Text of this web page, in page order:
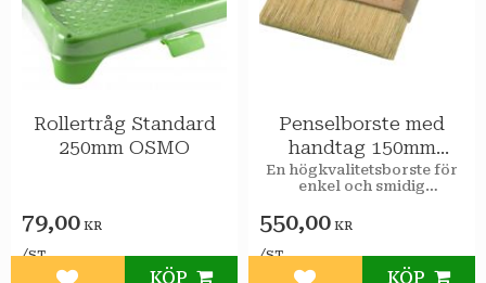
Rollertråg Standard
250mm OSMO
79,00 KR
/ST
KÖP
Penselborste med
handtag 150mm
OSMO
En högkvalitetsborste för
enkel och smidig
oljebaserade produkter
inom- och utomhus.
550,00 KR
/ST
KÖP